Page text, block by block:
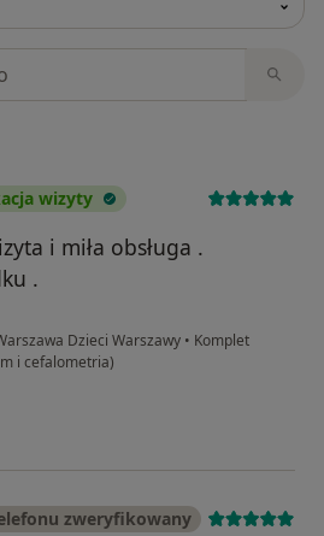
wizyty
i miła obsługa .
.
Dzieci Warszawy • Komplet
i cefalometria)
zweryfikowany